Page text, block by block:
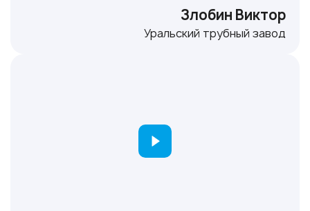
Злобин Виктор
Уральский трубный завод